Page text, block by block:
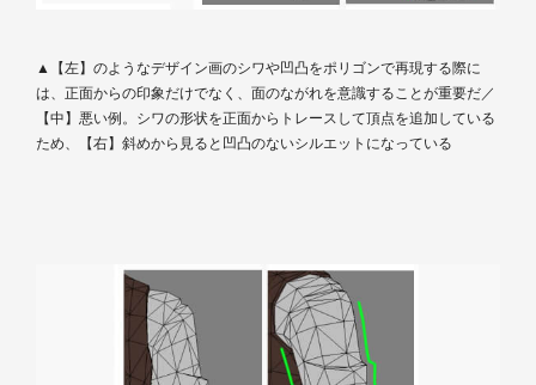
▲【左】のようなデザイン画のシワや凹凸をポリゴンで再現する際に
は、正面からの印象だけでなく、面のながれを意識することが重要だ／
【中】悪い例。シワの形状を正面からトレースして頂点を追加している
ため、【右】斜めから見ると凹凸のないシルエットになっている